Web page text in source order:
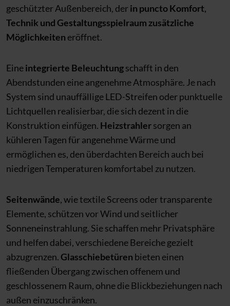
geschützter Außenbereich, derin puncto Komfort,
Technik und Gestaltungsspielraum zusätzliche
Möglichkeiten eröffnet.
Eineintegrierte Beleuchtungschafft in den
Abendstunden eine angenehme Atmosphäre. Je nach
System sind unauffällige LED-Streifen oder punktuelle
Lichtquellen realisierbar, die sich dezent in die
Konstruktion einfügen. Heizstrahlersorgen an
kühleren Tagen für angenehme Wärme und
ermöglichen es, den überdachten Bereich auch bei
niedrigen Temperaturen komfortabel zu nutzen.
Seitenwände, wie textile Screens oder transparente
Elemente, schützen vor Wind und seitlicher
Sonneneinstrahlung. Sie schaffen mehr Privatsphäre
und helfen dabei, verschiedene Bereiche gezielt
abzugrenzen.Glasschiebetüren bieten einen
fließenden Übergang zwischen offenem und
geschlossenem Raum, ohne die Blickbeziehungen nach
außen einzuschränken.